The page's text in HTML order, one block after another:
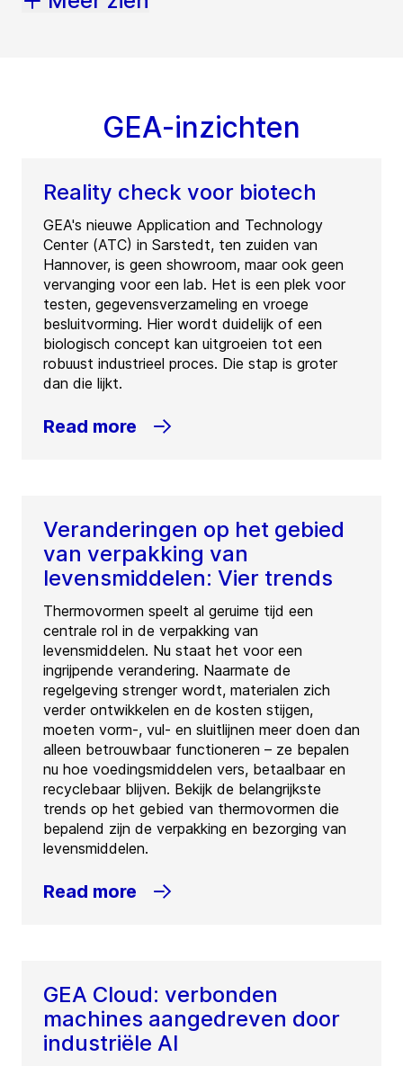
GEA-inzichten
Reality check voor biotech
GEA's nieuwe Application and Technology
Center (ATC) in Sarstedt, ten zuiden van
Hannover, is geen showroom, maar ook geen
vervanging voor een lab. Het is een plek voor
testen, gegevensverzameling en vroege
besluitvorming. Hier wordt duidelijk of een
biologisch concept kan uitgroeien tot een
robuust industrieel proces. Die stap is groter
dan die lijkt.
Read more
Veranderingen op het gebied
van verpakking van
levensmiddelen: Vier trends
Thermovormen speelt al geruime tijd een
centrale rol in de verpakking van
levensmiddelen. Nu staat het voor een
ingrijpende verandering. Naarmate de
regelgeving strenger wordt, materialen zich
verder ontwikkelen en de kosten stijgen,
moeten vorm-, vul- en sluitlijnen meer doen dan
alleen betrouwbaar functioneren – ze bepalen
nu hoe voedingsmiddelen vers, betaalbaar en
recyclebaar blijven. Bekijk de belangrijkste
trends op het gebied van thermovormen die
bepalend zijn de verpakking en bezorging van
levensmiddelen.
Read more
GEA Cloud: verbonden
machines aangedreven door
industriële AI